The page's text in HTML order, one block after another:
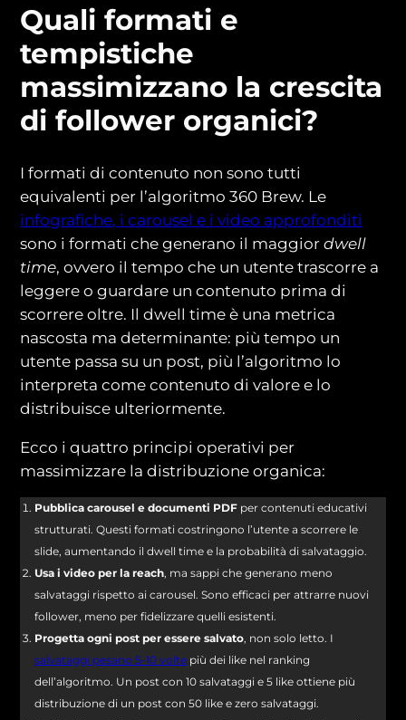
Quali formati e
tempistiche
massimizzano la crescita
di follower organici?
I formati di contenuto non sono tutti
equivalenti per l’algoritmo 360 Brew. Le
infografiche, i carousel e i video approfonditi
sono i formati che generano il maggiordwell
time, ovvero il tempo che un utente trascorre a
leggere o guardare un contenuto prima di
scorrere oltre. Il dwell time è una metrica
nascosta ma determinante: più tempo un
utente passa su un post, più l’algoritmo lo
interpreta come contenuto di valore e lo
distribuisce ulteriormente.
Ecco i quattro principi operativi per
massimizzare la distribuzione organica:
Pubblica carousel e documenti PDF per contenuti educativi
strutturati. Questi formati costringono l’utente a scorrere le
slide, aumentando il dwell time e la probabilità di salvataggio.
Usa i video per la reach, ma sappi che generano meno
salvataggi rispetto ai carousel. Sono efficaci per attrarre nuovi
follower, meno per fidelizzare quelli esistenti.
Progetta ogni post per essere salvato, non solo letto. I
salvataggi pesano 5-10 volte più dei like nel ranking
dell’algoritmo. Un post con 10 salvataggi e 5 like ottiene più
distribuzione di un post con 50 like e zero salvataggi.